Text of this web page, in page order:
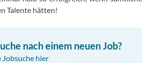
Talente hätten!
nach einem neuen Job?
Jobsuche hier